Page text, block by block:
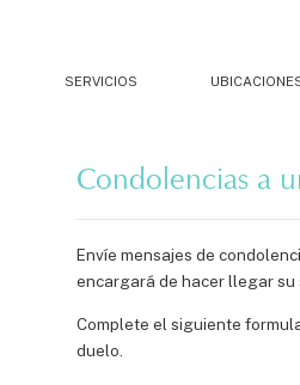
SERVICIOS
Condolencias a
Envíe mensajes de
encargará de hacer llegar su
Complete el siguiente
duelo.